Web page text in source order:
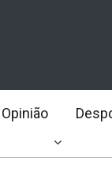
Opinião